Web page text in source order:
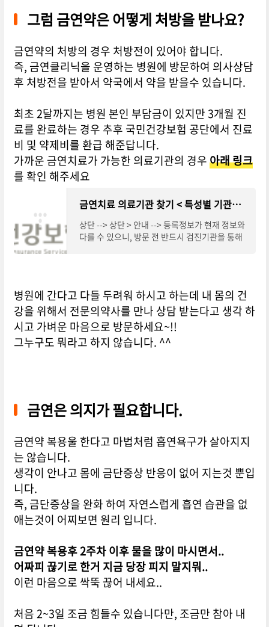
그럼 금연약은 어떻게 처방을 받나요?
금연약의 처방의 경우 처방전이 있어야 합니다.
즉, 금연클리닉을 운영하는 병원에 방문하여 의사상담
후 처방전을 받아서 약국에서 약을 받을수 있습니다.
최초 2달까지는 병원 본인 부담금이 있지만 3개월 진
료를 완료하는 경우 추후 국민건강보험 공단에서 진료
비 및 약제비를 환급 해준답니다.
가까운 금연치료가 가능한 의료기관의 경우아래 링크
를 확인 해주세요
금연치료 의료기관 찾기 < 특성별 기관찾기 < 검진기관/병(의)원 찾기 < 검진기관/병원찾기 < 건강
상단 --> 상단 > 안내 --> 등록정보가 현재 정보와
다를 수 있으니, 방문 전 반드시 검진기관을 통해
병원에 간다고 다들 두려워 하시고 하는데 내 몸의 건
강을 위해서 전문의약사를 만나 상담 받는다고 생각 하
시고 가벼운 마음으로 방문하세요~!!
그누구도 뭐라고 하지 않습니다. ^^
금연은 의지가 필요합니다.
금연약 복용울 한다고 마법처럼 흡연욕구가 살아지지
는 않습니다.
생각이 안나고 몸에 금단증상 반응이 없어 지는것 뿐입
니다.
즉, 금단증상을 완화 하여 자연스럽게 흡연 습관을 없
애는것이 어찌보면 원리 입니다.
금연약 복용후 2주차 이후 물을 많이 마시면서..
어짜피 끊기로 한거 지금 당장 피지 말지뭐..
이런 마음으로 싹뚝 끊어 내세요..
처음 2~3일 조금 힘들수 있습니다만, 조금만 참아 내